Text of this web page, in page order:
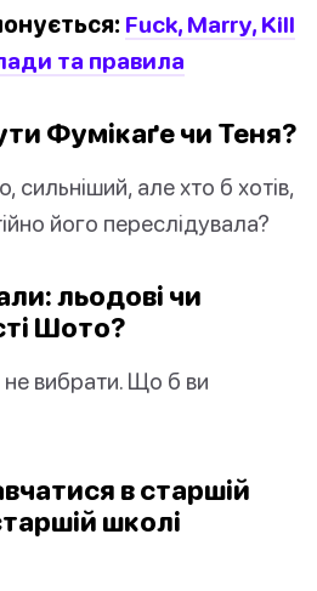
Fuck, Marry, Kill
та правила
Фумікаґе чи Теня?
сильніший, але хто б хотів,
його переслідувала?
льодові чи
Шото?
не вибрати. Що б ви
в старшій
школі